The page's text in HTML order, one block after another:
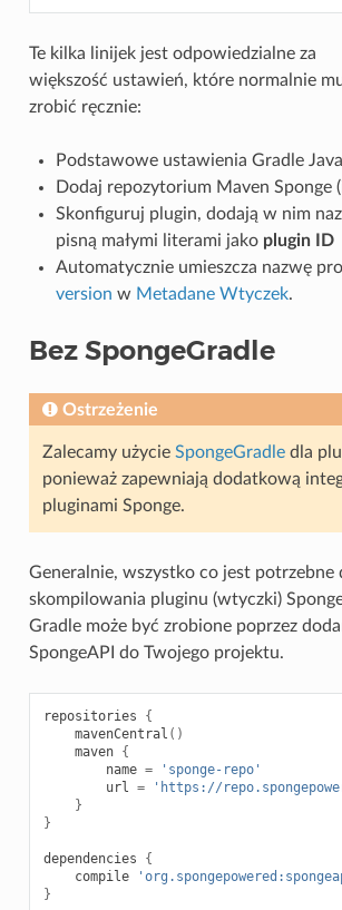
Te kilka linijek jest odpowiedzialne za
większość ustawień, które normalnie
zrobić ręcznie:
Podstawowe ustawienia Gradle Java
Dodaj repozytorium Maven Sponge
Skonfiguruj plugin, dodają w nim
pisną małymi literami jako plugin ID
Automatycznie umieszcza nazwę
version w Metadane Wtyczek.
Bez SpongeGradle
Ostrzeżenie
Zalecamy użycie SpongeGradledla
ponieważ zapewniają dodatkową
pluginami Sponge.
Generalnie, wszystko co jest potrzebne
skompilowania pluginu (wtyczki)
Gradle może być zrobione poprzez
SpongeAPI do Twojego projektu.
repositories
{
mavenCentral ()
maven {
name =
'sponge-repo'
url =
'https://
}
}
dependencies
{
compile
}